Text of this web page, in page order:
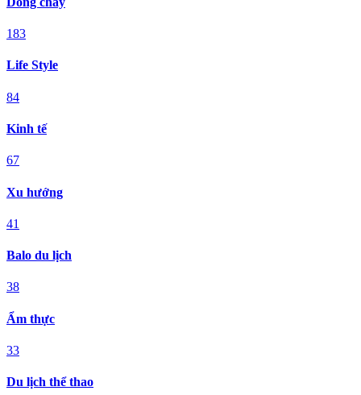
183
Life Style
84
Kinh tế
67
Xu hướng
41
Balo du lịch
38
Ẩm thực
33
Du lịch thể thao